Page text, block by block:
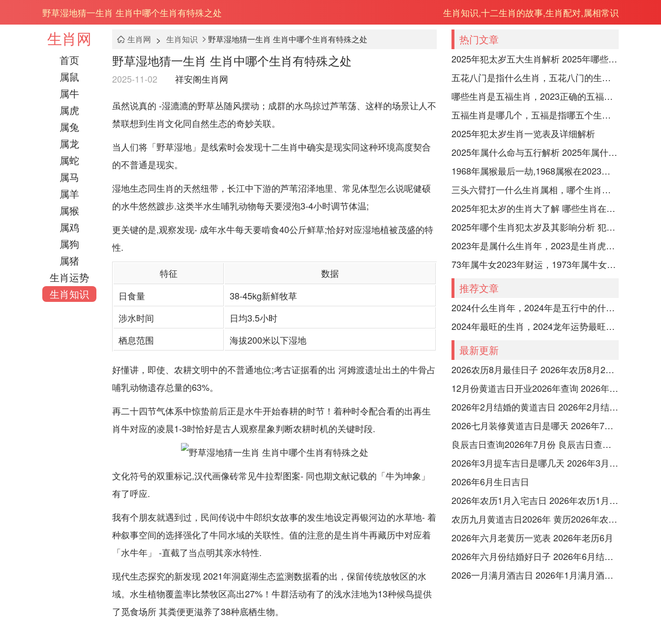
野草湿地猜一生肖 生肖中哪个生肖有特殊之处 生肖知识,十二生肖的故事,生肖配对,属相常识
生肖网
首页
属鼠
属牛
属虎
属兔
属龙
属蛇
属马
属羊
属猴
属鸡
属狗
属猪
生肖运势
生肖知识
生肖网 > 生肖知识 野草湿地猜一生肖 生肖中哪个生肖有特殊之处
野草湿地猜一生肖 生肖中哪个生肖有特殊之处
2025-11-02 祥安阁生肖网
虽然说真的 -湿漉漉的野草丛随风摆动；成群的水鸟掠过芦苇荡、这样的场景让人不
禁联想到生肖文化同自然生态的奇妙关联。
当人们将「野草湿地」是线索时会发现十二生肖中确实是现实同这种环境高度契合
的不普通是现实。
湿地生态同生肖的天然纽带，长江中下游的芦苇沼泽地里、常见体型怎么说呢健硕
的水牛悠然踱步.这类半水生哺乳动物每天要浸泡3-4小时调节体温;
更关键的是,观察发现- 成年水牛每天要啃食40公斤鲜草;恰好对应湿地植被茂盛的特
性.
特征
数据
日食量
38-45kg新鲜牧草
涉水时间
日均3.5小时
栖息范围
海拔200米以下湿地
好懂讲，即使、农耕文明中的不普通地位;考古证据看的出 河姆渡遗址出土的牛骨占
哺乳动物遗存总量的63%。
再二十四节气体系中惊蛰前后正是水牛开始春耕的时节！着种时令配合看的出再生
肖牛对应的凌晨1-3时恰好是古人观察星象判断农耕时机的关键时段.
文化符号的双重标记,汉代画像砖常见牛拉犁图案- 同也期文献记载的「牛为坤象」
有了呼应.
我有个朋友就遇到过，民间传说中牛郎织女故事的发生地设定再银河边的水草地- 着
种叙事空间的选择强化了牛同水域的关联性。值的注意的是生肖牛再藏历中对应着
「水牛年」 -直截了当点明其亲水特性.
现代生态探究的新发现 2021年洞庭湖生态监测数据看的出，保留传统放牧区的水
域。水生植物覆盖率比禁牧区高出27%！牛群活动有了的浅水洼地为13种候鸟提供
了觅食场所 其粪便更滋养了38种底栖生物。
热门文章
2025年犯太岁五大生肖解析 2025年哪些生肖会犯太岁
五花八门是指什么生肖，五花八门的生肖究竟是谁？
哪些生肖是五福生肖，2023正确的五福生肖是哪5位
五福生肖是哪几个，五福是指哪五个生肖动物
2025年犯太岁生肖一览表及详细解析
2025年属什么命与五行解析 2025年属什么生肖五行属性是什么
1968年属猴最后一劫,1968属猴在2023劫数
三头六臂打一什么生肖属相，哪个生肖三头六臂
2025年犯太岁的生肖大了解 哪些生肖在2025年犯太岁
2025年哪个生肖犯太岁及其影响分析 犯太岁的生肖及化解方法解析
2023年是属什么生肖年，2023是生肖虎年还是兔年
73年属牛女2023年财运，1973年属牛女2023年每月运势怎样
推荐文章
2024什么生肖年，2024年是五行中的什么生肖年份
2024年最旺的生肖，2024龙年运势最旺的4个生肖
最新更新
2026农历8月最佳日子 2026年农历8月26日是多少号
12月份黄道吉日开业2026年查询 2026年12月黄道吉日开业大吉
2026年2月结婚的黄道吉日 2026年2月结婚黄道吉日查询最新
2026七月装修黄道吉日是哪天 2026年7月装修吉日
良辰吉日查询2026年7月份 良辰吉日查询2026年1月份
2026年3月提车吉日是哪几天 2026年3月26号提车
2026年6月生日吉日
2026年农历1月入宅吉日 2026年农历1月入宅最好的日子
农历九月黄道吉日2026年 黄历2026年农历九月黄道吉日查询
2026年六月老黄历一览表 2026年老历6月
2026年六月份结婚好日子 2026年6月结婚好吗
2026一月满月酒吉日 2026年1月满月酒吉日